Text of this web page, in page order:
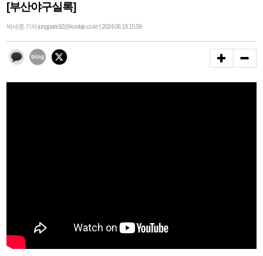
[부산야구실록]
박세종 기자 jongpark92@kookje.co.kr | 2024.06.18 15:59